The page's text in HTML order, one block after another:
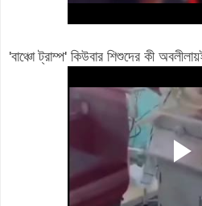
'বাঞ্চো ট্রাম্প' কিউবার শিশুদের কী